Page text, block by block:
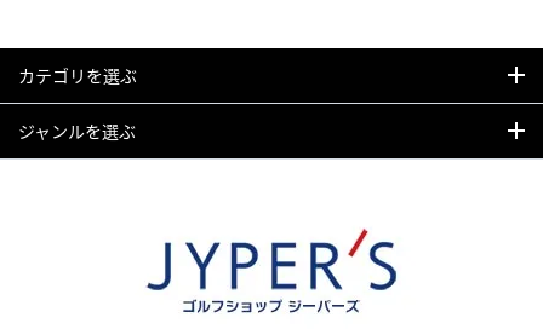
カテゴリを選ぶ
ジャンルを選ぶ